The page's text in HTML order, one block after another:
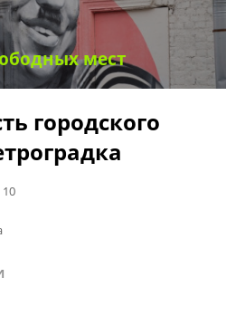
мест
городского